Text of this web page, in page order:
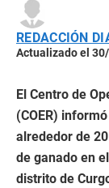
REDACCIÓN
Actualizado el
El Centro de
(COER)
alrededor de
de ganado en
distrito de